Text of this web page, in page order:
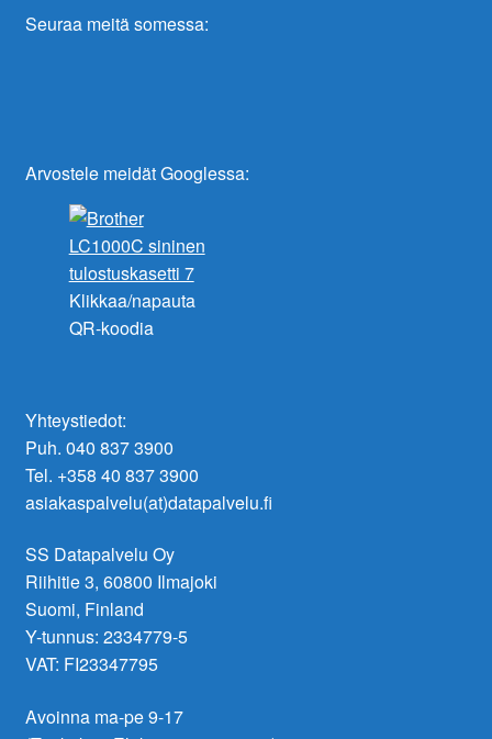
Seuraa meitä somessa:
Arvostele meidät Googlessa:
Klikkaa/napauta
QR-koodia
Yhteystiedot:
Puh. 040 837 3900
Tel. +358 40 837 3900
asiakaspalvelu(at)datapalvelu.fi
SS Datapalvelu Oy
Riihitie 3, 60800 Ilmajoki
Suomi, Finland
Y-tunnus: 2334779-5
VAT: FI23347795
Avoinna ma-pe 9-17